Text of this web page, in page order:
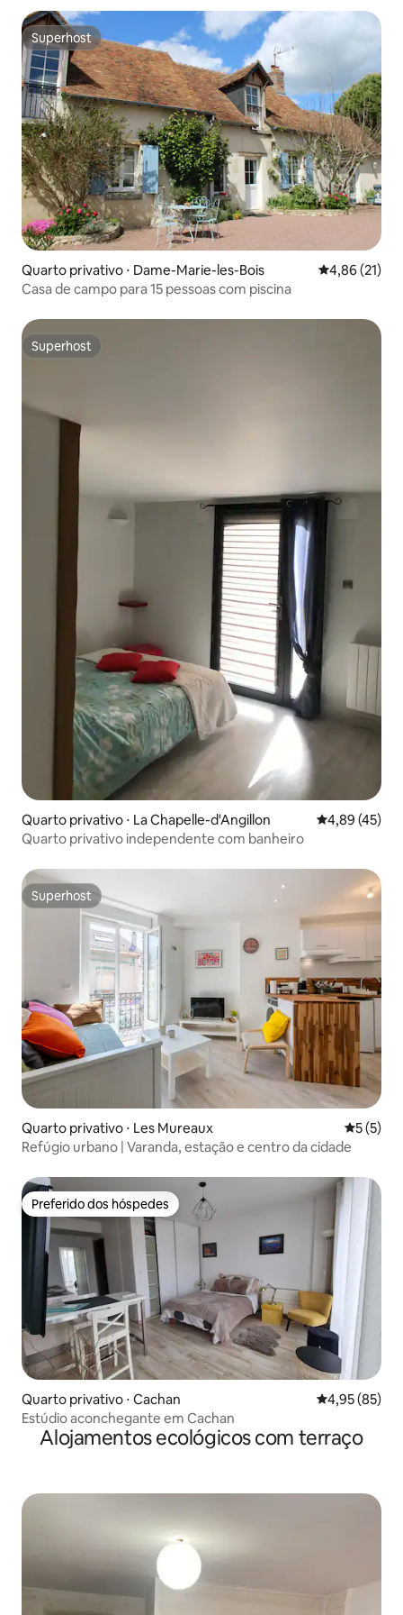
Superhost
Superhost
Quarto privativo ⋅ Dame-Marie-les-Bois 4,86 de uma
4,86 (21)
Casa de campo para 15 pessoas com piscina
Superhost
Superhost
Quarto privativo ⋅ La Chapelle-d'Angillon 4,89 de uma
4,89 (45)
Quarto privativo independente com banheiro
Superhost
Superhost
Quarto privativo ⋅ Les Mureaux 5 de
5 (5)
Refúgio urbano | Varanda, estação e centro da cidade
Preferido dos hóspedes
Preferido dos hóspedes
Quarto privativo ⋅ Cachan 4,95 de uma
4,95 (85)
Estúdio aconchegante em Cachan
Alojamentos ecológicos com terraço